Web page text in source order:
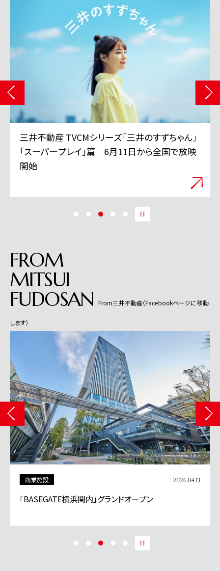
三井不動産 TVCMシリーズ「三井のすずちゃん」
「スーパープレイ」篇 6月11日から全国で放映
開始
FROM
MITSUI
FUDOSAN From三井不動産（Facebookページに移動
します）
商業施設 2026.04.13
「BASEGATE横浜関内」グランドオープン